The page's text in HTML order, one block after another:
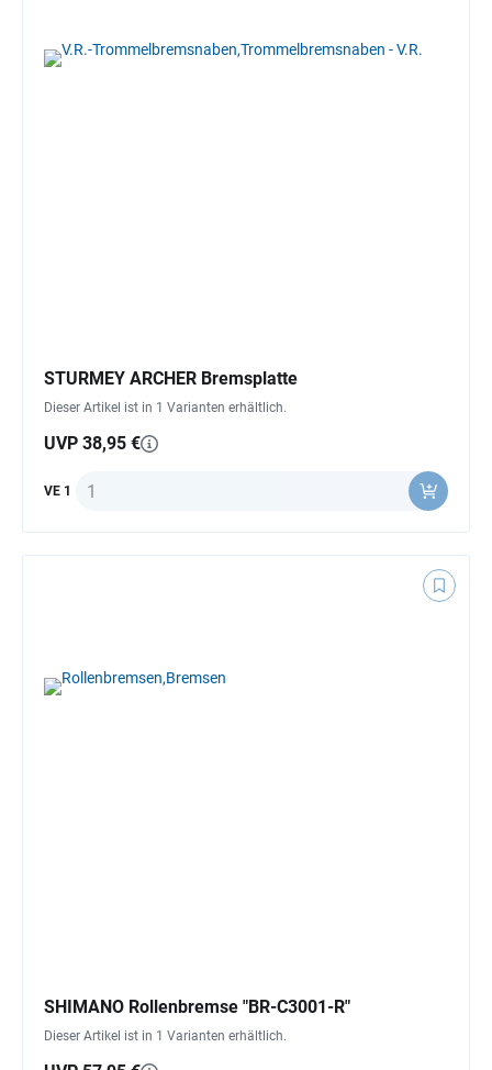
STURMEY ARCHER Bremsplatte
Dieser Artikel ist in 1 Varianten erhältlich.
UVP 38,95 €
VE 1 Anzahl
SHIMANO Rollenbremse "BR-C3001-R"
Dieser Artikel ist in 1 Varianten erhältlich.